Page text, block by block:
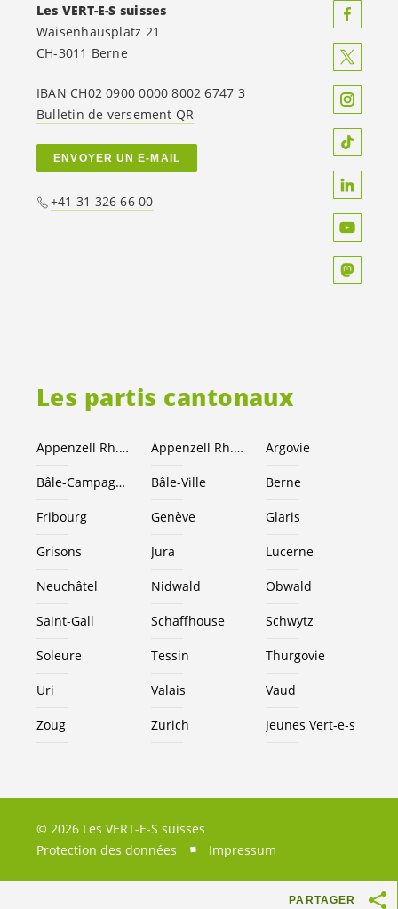
PARTAGER
Les partis cantonaux
Appenzell Rh.-Ext. Appenzell Rh.-I. Argovie
Bâle-Campagne Bâle-Ville Berne
Fribourg Genève Glaris
Grisons Jura Lucerne
Neuchâtel Nidwald Obwald
Saint-Gall Schaffhouse Schwytz
Soleure Tessin Thurgovie
Uri Valais Vaud
Zoug Zurich Jeunes Vert-e-s
Les VERT-E-S suisses
Waisenhausplatz 21
CH-3011 Berne
IBAN CH02 0900 0000 8002 6747 3
Bulletin de versement QR
ENVOYER UN E-MAIL
+41 31 326 66 00
© 2026 Les VERT-E-S suisses
Protection des données
Impressum